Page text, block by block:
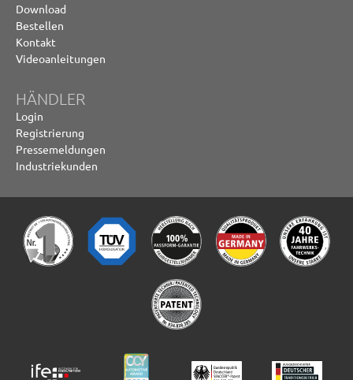
Download
Bestellen
Kontakt
Videoanleitungen
HÄNDLER
Login
Registrierung
Pressemeldungen
Industriekunden